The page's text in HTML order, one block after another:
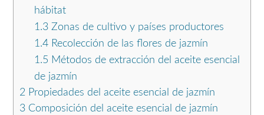
hábitat
1.3Zonas de cultivo y países productores
1.4Recolección de las flores de jazmín
1.5 Métodos de extracción del aceite esencial
de jazmín
2 Propiedades del aceite esencial de jazmín
3 Composición del aceite esencial de jazmín